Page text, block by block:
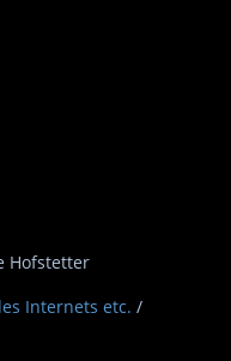
Hofstetter
Internets etc. /